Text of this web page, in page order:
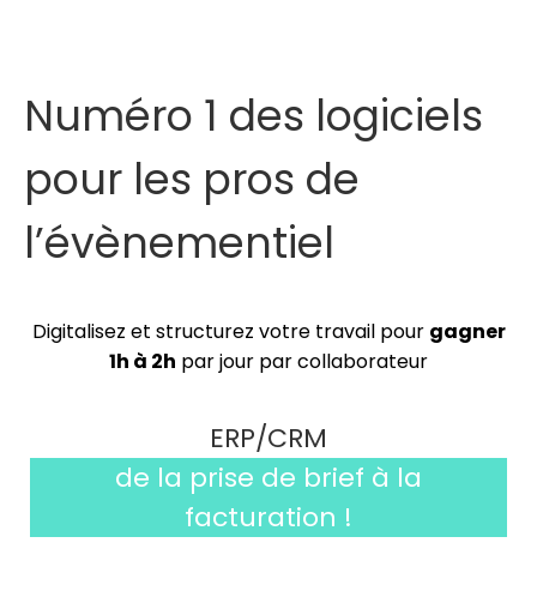
Numéro 1 des logiciels
pour les pros de
l’évènementiel
Digitalisez et structurez votre travail pour gagner
1h à 2h par jour par collaborateur
ERP/CRM
de la prise de brief à la
facturation !